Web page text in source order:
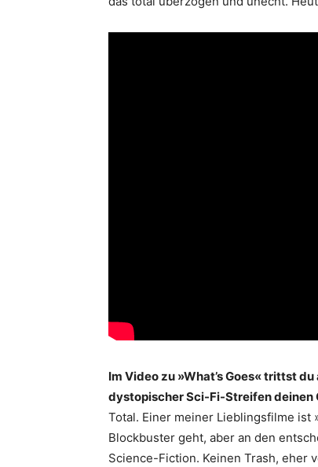
Im Video zu »What’s Goes« trittst
dystopischer Sci-Fi-Streifen deinen
Total. Einer meiner Lieblingsfilme ist
Blockbuster geht, aber an den
Science-Fiction. Keinen Trash, eher